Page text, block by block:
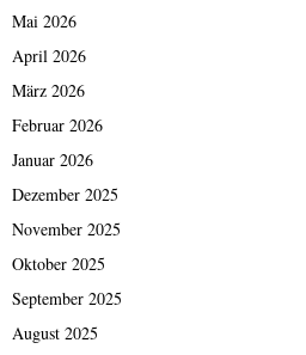
Mai 2026
April 2026
März 2026
Februar 2026
Januar 2026
Dezember 2025
November 2025
Oktober 2025
September 2025
August 2025